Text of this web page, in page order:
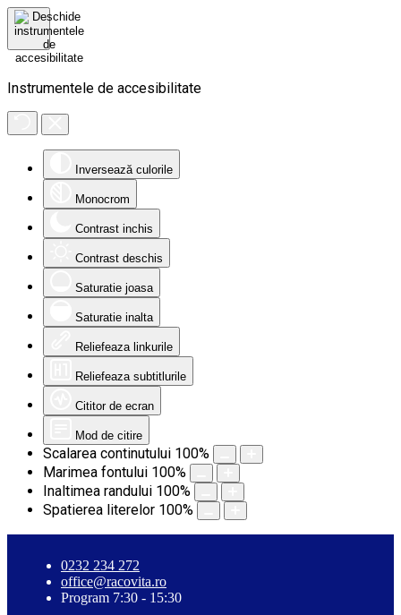
Instrumentele de accesibilitate
Inversează culorile
Monocrom
Contrast inchis
Contrast deschis
Saturatie joasa
Saturatie inalta
Reliefeaza linkurile
Reliefeaza subtitlurile
Cititor de ecran
Mod de citire
Scalarea continutului 100%
Marimea fontului 100%
Inaltimea randului 100%
Spatierea literelor 100%
0232 234 272
office@racovita.ro
Program 7:30 - 15:30